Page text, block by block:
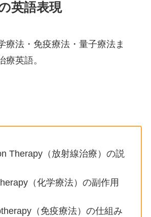
英語表現
療法・免疫療法・量子療法ま
療英語。
Therapy（放射線治療）の説
（化学療法）の副作用
（免疫療法）の仕組み